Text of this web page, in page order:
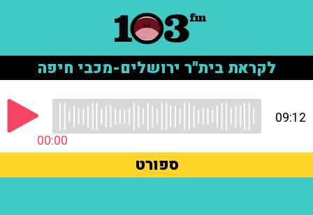
לקראת בית''ר ירושלים-מכבי חיפה
00:00
09:12
ספורט